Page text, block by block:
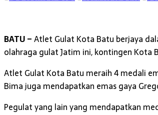
BATU –Atlet Gulat Kota Batu berjaya
olahraga gulat Jatim ini, kontingen Kota
Atlet Gulat Kota Batu meraih 4 medali
Bima juga mendapatkan emas gaya
Pegulat yang lain yang mendapatkan